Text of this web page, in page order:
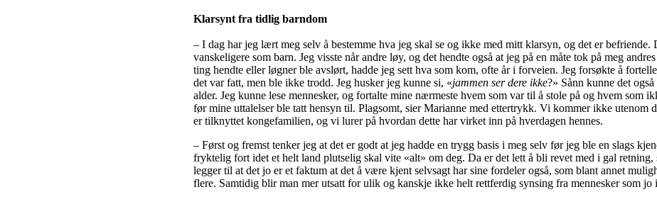
Klarsynt fra tidlig barndom
– I dag har jeg lært meg selv å bestemme hva jeg skal se og ikke med mitt klarsyn, og det er befriende.
vanskeligere som barn. Jeg visste når andre løy, og det hendte også at jeg på en måte tok på meg
ting hendte eller løgner ble avslørt, hadde jeg sett hva som kom, ofte år i forveien. Jeg forsøkte å
det var fatt, men ble ikke trodd. Jeg husker jeg kunne si, «jammen ser dere ikke?» Sånn kunne det
alder. Jeg kunne lese mennesker, og fortalte mine nærmeste hvem som var til å stole på og hvem som
før mine uttalelser ble tatt hensyn til. Plagsomt, sier Marianne med ettertrykk. Vi kommer ikke utenom
er tilknyttet kongefamilien, og vi lurer på hvordan dette har virket inn på hverdagen hennes.
– Først og fremst tenker jeg at det er godt at jeg hadde en trygg basis i meg selv før jeg ble en slags
fryktelig fort idet et helt land plutselig skal vite «alt» om deg. Da er det lett å bli revet med i gal retning,
legger til at det jo er et faktum at det å være kjent selvsagt har sine fordeler også, som blant annet
flere. Samtidig blir man mer utsatt for ulik og kanskje ikke helt rettferdig synsing fra mennesker som jo